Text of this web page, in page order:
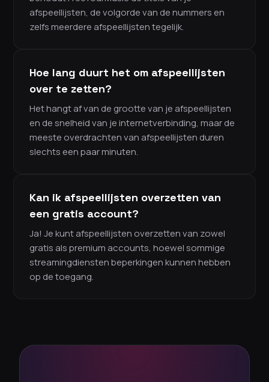
afspeellijsten, de volgorde van de nummers en
zelfs meerdere afspeellijsten tegelijk.
Hoe lang duurt het om afspeellijsten
over te zetten?
Het hangt af van de grootte van je afspeellijsten
en de snelheid van je internetverbinding, maar de
meeste overdrachten van afspeellijsten duren
slechts een paar minuten.
Kan ik afspeellijsten overzetten van
een gratis account?
Ja! Je kunt afspeellijsten overzetten van zowel
gratis als premium accounts, hoewel sommige
streamingdiensten beperkingen kunnen hebben
op de toegang.